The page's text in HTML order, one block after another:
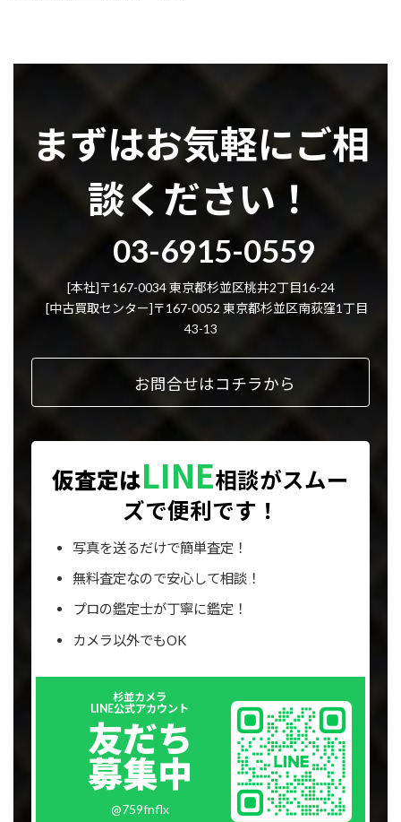
まずはお気軽にご相
談ください！
03-6915-0559
[本社]〒167-0034 東京都杉並区桃井2丁目16-24
[中古買取センター]〒167-0052 東京都杉並区南荻窪1丁目
43-13
お問合せはコチラから
仮査定はLINE相談がスムー
ズで便利です！
写真を送るだけで簡単査定！
無料査定なので安心して相談！
プロの鑑定士が丁寧に鑑定！
カメラ以外でもOK
杉並カメラ
LINE公式アカウント
友だち
募集中
@759fnflx